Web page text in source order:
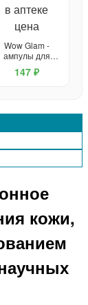
Wow Glam -
ампулы для
волос
147 ₽
кожи,